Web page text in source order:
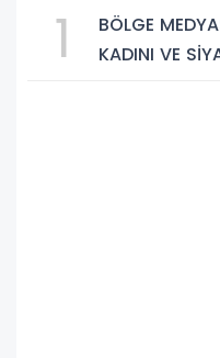
1
BÖLGE
KADINI VE